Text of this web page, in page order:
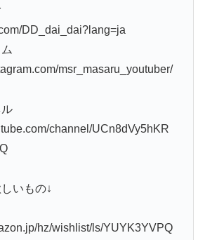
DD_dai_dai?lang=ja
msr_masaru_youtuber/
channel/UCn8dVy5hKR
いもの↓
hz/wishlist/ls/YUYK3YVPQ